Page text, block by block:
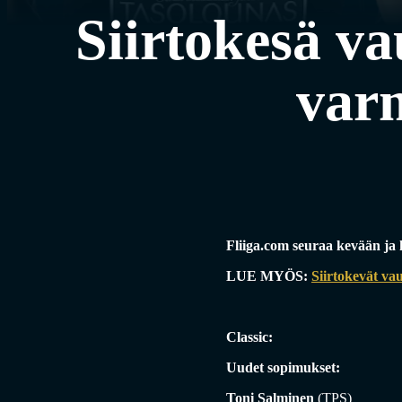
Siirtokesä
Fliiga.com seuraa kevään
LUE MYÖS: Siirtokevät
Classic:
Uudet sopimukset:
Toni Salminen (TPS)